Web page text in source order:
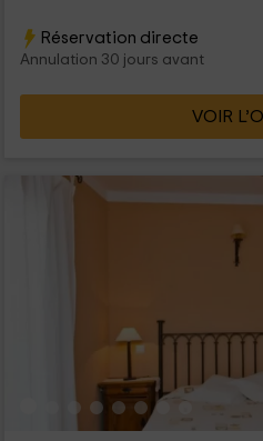
Réservation directe
Annulation 30 jours avant
VOIR